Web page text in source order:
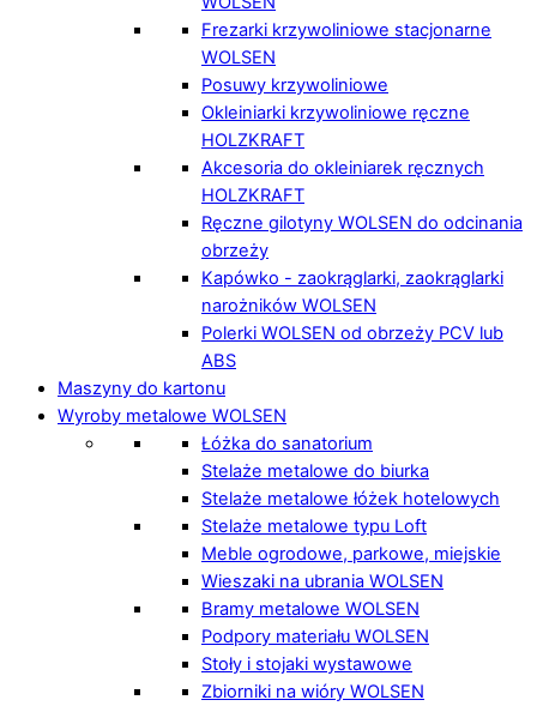
Frezarki krzywoliniowe stacjonarne
WOLSEN
Posuwy krzywoliniowe
Okleiniarki krzywoliniowe ręczne
HOLZKRAFT
Akcesoria do okleiniarek ręcznych
HOLZKRAFT
Ręczne gilotyny WOLSEN do odcinania
obrzeży
Kapówko - zaokrąglarki, zaokrąglarki
narożników WOLSEN
Polerki WOLSEN od obrzeży PCV lub
ABS
Maszyny do kartonu
Wyroby metalowe WOLSEN
Łóżka do sanatorium
Stelaże metalowe do biurka
Stelaże metalowe łóżek hotelowych
Stelaże metalowe typu Loft
Meble ogrodowe, parkowe, miejskie
Wieszaki na ubrania WOLSEN
Bramy metalowe WOLSEN
Podpory materiału WOLSEN
Stoły i stojaki wystawowe
Zbiorniki na wióry WOLSEN